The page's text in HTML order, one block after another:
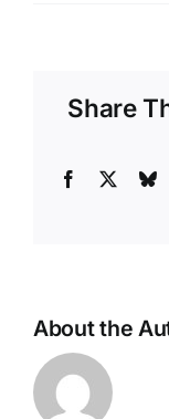
Share
Facebook
About the